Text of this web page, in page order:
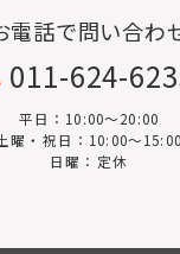
電話で問い合わ
011-624-
平日：10:00〜20:00
曜・祝日：10:00～15:00
日曜：定休